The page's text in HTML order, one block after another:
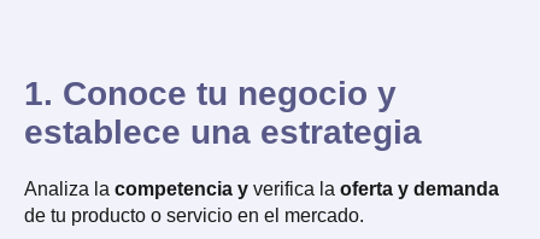
1. Conoce tu negocio y
establece una estrategia
Analiza la competencia y verifica la oferta y demanda
de tu producto o servicio en el mercado.